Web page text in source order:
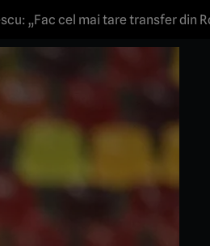
„Fac cel mai tare transfer din